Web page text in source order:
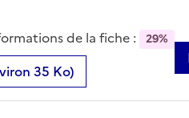
de la fiche : 29%
35 Ko)